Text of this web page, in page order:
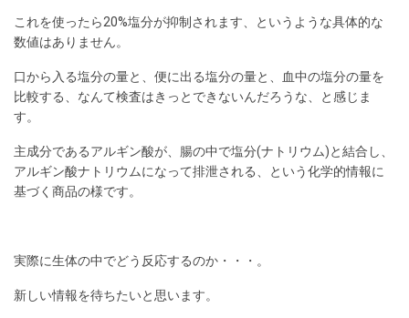
これを使ったら20%塩分が抑制されます、というような具体的な
数値はありません。
口から入る塩分の量と、便に出る塩分の量と、血中の塩分の量を
比較する、なんて検査はきっとできないんだろうな、と感じま
す。
主成分であるアルギン酸が、腸の中で塩分(ナトリウム)と結合し、
アルギン酸ナトリウムになって排泄される、という化学的情報に
基づく商品の様です。
実際に生体の中でどう反応するのか・・・。
新しい情報を待ちたいと思います。